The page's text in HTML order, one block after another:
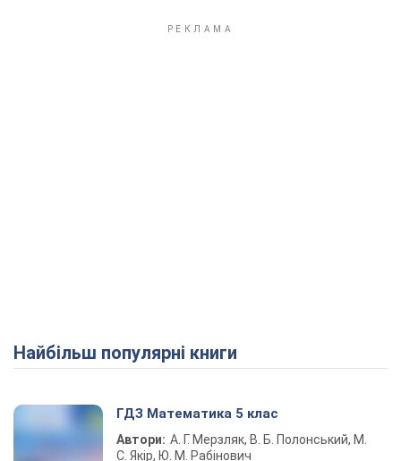
Найбільш популярні книги
ГДЗ Математика 5 клас
Автори: А. Г. Мерзляк, В. Б. Полонський, М.
С. Якір, Ю. М. Рабінович